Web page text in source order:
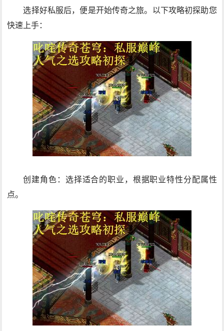
选择好私服后，便是开始传奇之旅。以下攻略初探助您
快速上手：
创建角色：选择适合的职业，根据职业特性分配属性
点。